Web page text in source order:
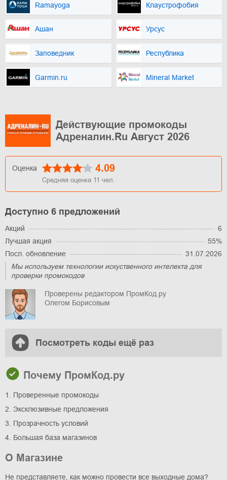
Ramayoga Клаустрофобия
Ашан Урсус
Заповедник Республика
Garmin.ru Mineral Market
Действующие промокоды
Адреналин.Ru Август 2026
Оценка 4.09
Средняя оценка 11 чел.
Доступно 6 предложений
Акций
6
Лучшая акция
55%
Посл. обновление
31.07.2026
Мы используем технологии искуственного интелекта для
проверки промокодов
Проверены редактором ПромКод.ру
Олегом Борисовым
Посмотреть коды ещё раз
Почему ПромКод.ру
1. Проверенные промокоды
2. Эксклюзивные предложения
3. Прозрачность условий
4. Большая база магазинов
О Магазине
Не представляете, как можно провести все выходные дома?